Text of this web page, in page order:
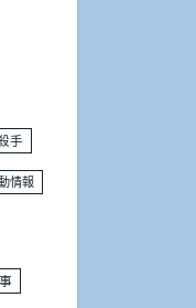
手
情報